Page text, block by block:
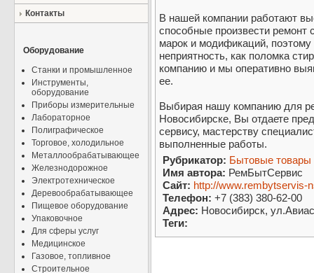
Контакты
Оборудование
Станки и промышленное
Инструменты,
оборудование
Приборы измерительные
Лабораторное
Полиграфическое
Торговое, холодильное
Металлообрабатывающее
Железнодорожное
Электротехническое
Деревообрабатывающее
Пищевое оборудование
Упаковочное
Для сферы услуг
Медицинское
Газовое, топливное
Строительное
В нашей компании работают
способные произвести
марок и модификаций,
неприятность, как поломка
компанию и мы оперативно
ее.
Выбирая нашу компанию для
Новосибирске, Вы отдаете
сервису, мастерству
выполненные работы.
Рубрикатор: Бытовые товары
Имя автора: РемБытСервис
Сайт: http://www.rembytservis-
Телефон: +7 (383) 380-62-00
Адрес: Новосибирск,
Теги: